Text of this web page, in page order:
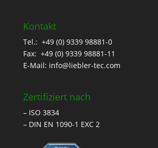
Kontakt
Tel.: +49 (0) 9339 98881-0
Fax: +49 (0) 9339 98881-11
E-Mail: info@liebler-tec.com
Zertifiziert nach
– ISO 3834
– DIN EN 1090-1 EXC 2